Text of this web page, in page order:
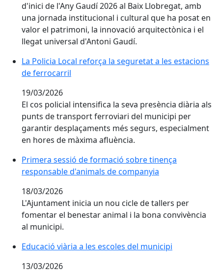
d'inici de l'Any Gaudí 2026 al Baix Llobregat, amb
una jornada institucional i cultural que ha posat en
valor el patrimoni, la innovació arquitectònica i el
llegat universal d'Antoni Gaudí.
La Policia Local reforça la seguretat a les estacions
La Policia Local reforça la seguretat a les estacions
de ferrocarril
19/03/2026
El cos policial intensifica la seva presència diària als
punts de transport ferroviari del municipi per
garantir desplaçaments més segurs, especialment
en hores de màxima afluència.
Primera sessió de formació sobre tinença
Primera sessió de formació sobre tinença
responsable d'animals de companyia
18/03/2026
L'Ajuntament inicia un nou cicle de tallers per
fomentar el benestar animal i la bona convivència
al municipi.
Educació viària a les escoles del municipi
Educació viària a les escoles del municipi
13/03/2026